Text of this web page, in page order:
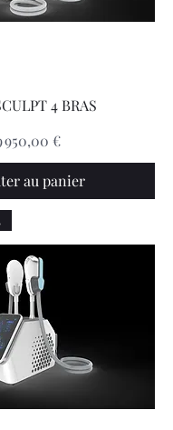
4 BRAS
950,00 €
au panier